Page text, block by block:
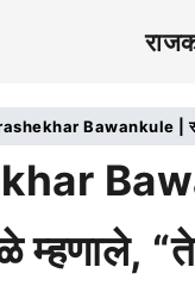
Bawankule |
म्हणाले,